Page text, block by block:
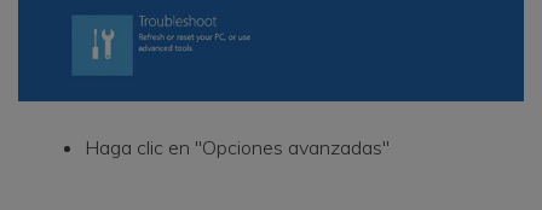
Haga clic en "Opciones avanzadas"